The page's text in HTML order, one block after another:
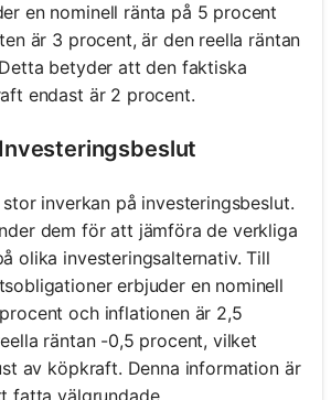
en nominell ränta på 5 procent
är 3 procent, är den reella räntan
betyder att den faktiska
endast är 2 procent.
inverkan på investeringsbeslut.
dem för att jämföra de verkliga
olika investeringsalternativ. Till
erbjuder en nominell
och inflationen är 2,5
räntan -0,5 procent, vilket
av köpkraft. Denna information är